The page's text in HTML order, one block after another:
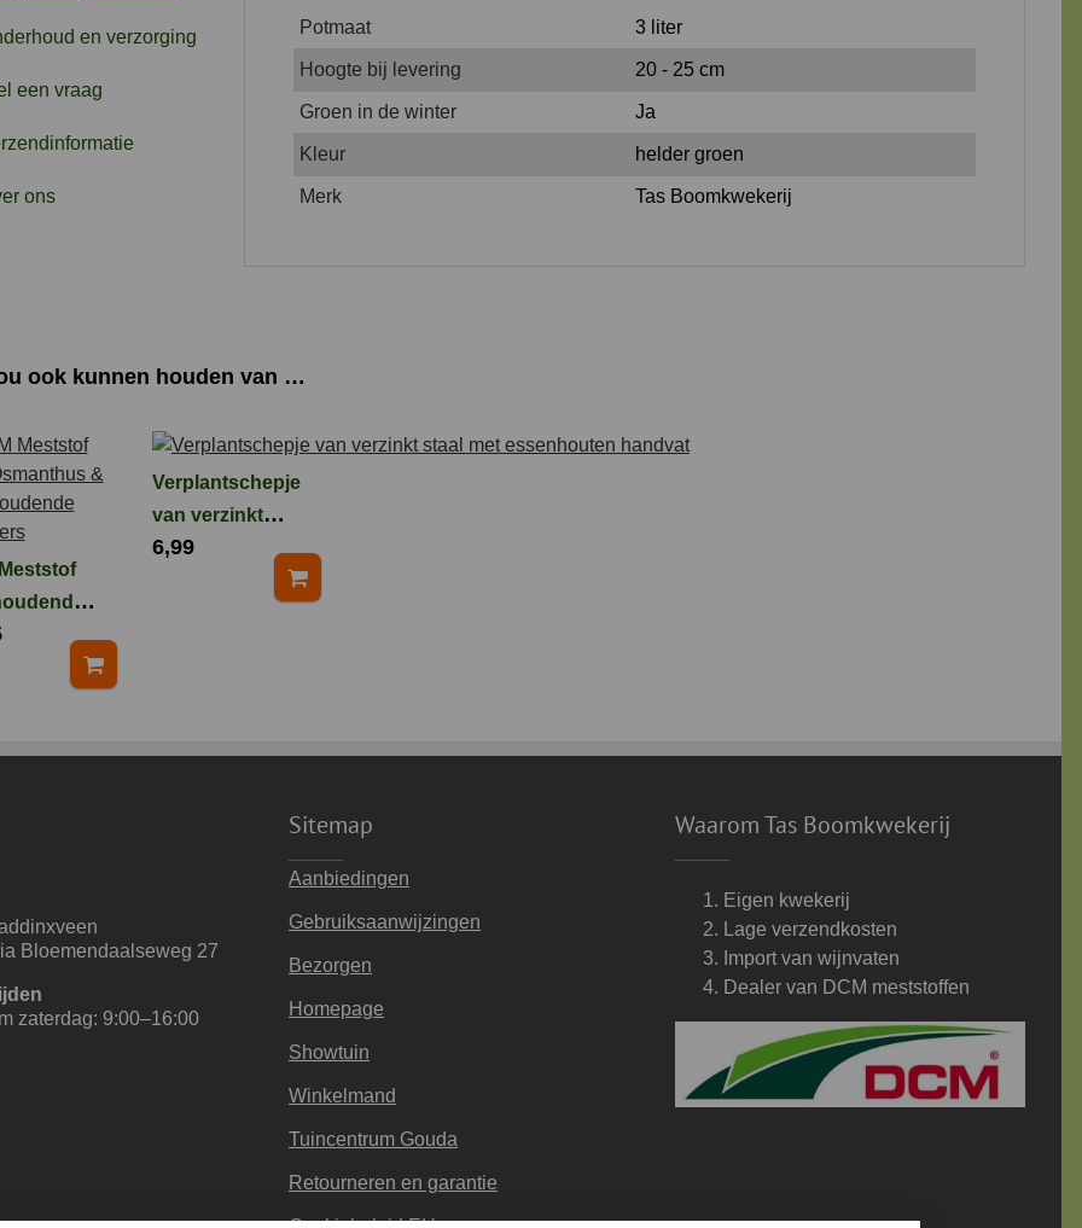
en verzorging
een vraag
ons
Potmaat 3 liter
Hoogte bij levering 20 - 25 cm
Groen in de winter Ja
Kleur helder groen
Merk Tas Boomkwekerij
ook kunnen houden van …
3 kg
Verplantschepje
van verzinkt
staal met
6,99
Bloemendaalseweg 27
zaterdag: 9:00–16:00
Sitemap
Aanbiedingen
Gebruiksaanwijzingen
Bezorgen
Homepage
Showtuin
Winkelmand
Tuincentrum Gouda
Retourneren en garantie
Waarom Tas Boomkwekerij
Eigen kwekerij
Lage verzendkosten
Import van wijnvaten
Dealer van DCM meststoffen